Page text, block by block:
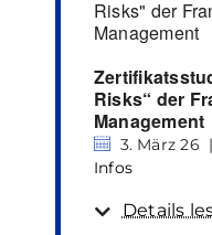
Risks“ der
Management
3. März 26 |
Infos
Details